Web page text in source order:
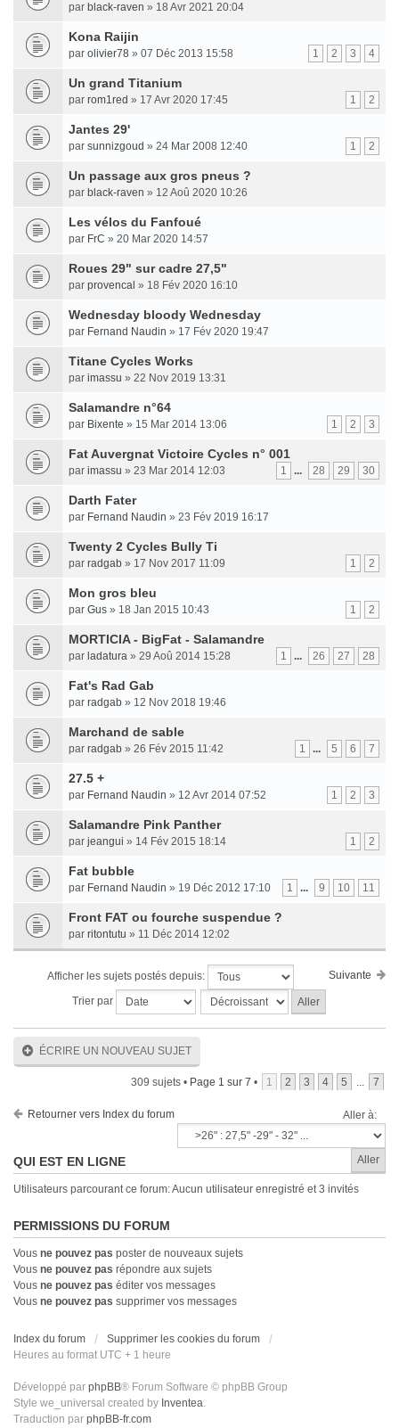
par black-raven » 18 Avr 2021 20:04
Kona Raijin
1 2 3 4
par olivier78 » 07 Déc 2013 15:58
Un grand Titanium
1 2
par rom1red » 17 Avr 2020 17:45
Jantes 29'
1 2
par sunnizgoud » 24 Mar 2008 12:40
Un passage aux gros pneus ?
par black-raven » 12 Aoû 2020 10:26
Les vélos du Fanfoué
par FrC » 20 Mar 2020 14:57
Roues 29" sur cadre 27,5"
par provencal » 18 Fév 2020 16:10
Wednesday bloody Wednesday
par Fernand Naudin » 17 Fév 2020 19:47
Titane Cycles Works
par imassu » 22 Nov 2019 13:31
Salamandre n°64
1 2 3
par Bixente » 15 Mar 2014 13:06
Fat Auvergnat Victoire Cycles n° 001
1 ... 28 29 30
par imassu » 23 Mar 2014 12:03
Darth Fater
par Fernand Naudin » 23 Fév 2019 16:17
Twenty 2 Cycles Bully Ti
1 2
par radgab » 17 Nov 2017 11:09
Mon gros bleu
1 2
par Gus » 18 Jan 2015 10:43
MORTICIA - BigFat - Salamandre
1 ... 26 27 28
par ladatura » 29 Aoû 2014 15:28
Fat's Rad Gab
par radgab » 12 Nov 2018 19:46
Marchand de sable
1 ... 5 6 7
par radgab » 26 Fév 2015 11:42
27.5 +
1 2 3
par Fernand Naudin » 12 Avr 2014 07:52
Salamandre Pink Panther
1 2
par jeangui » 14 Fév 2015 18:14
Fat bubble
1 ... 9 10 11
par Fernand Naudin » 19 Déc 2012 17:10
Front FAT ou fourche suspendue ?
par ritontutu » 11 Déc 2014 12:02
Suivante
Afficher les sujets postés depuis:
Trier par
ÉCRIRE UN NOUVEAU SUJET
309 sujets • Page 1 sur 7 • 1 2 3 4 5 ... 7
Retourner vers Index du forum Aller à:
QUI EST EN LIGNE
Utilisateurs parcourant ce forum: Aucun utilisateur enregistré et 3 invités
PERMISSIONS DU FORUM
Vous ne pouvez pas poster de nouveaux sujets
Vous ne pouvez pas répondre aux sujets
Vous ne pouvez pas éditer vos messages
Vous ne pouvez pas supprimer vos messages
Index du forum
Supprimer les cookies du forum
Heures au format UTC + 1 heure
Développé par phpBB® Forum Software © phpBB Group
Style we_universal created by Inventea.
Traduction par phpBB-fr.com